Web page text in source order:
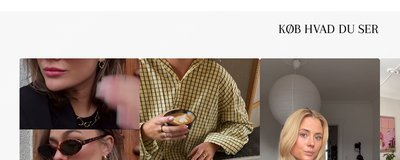
KØB HVAD DU SER